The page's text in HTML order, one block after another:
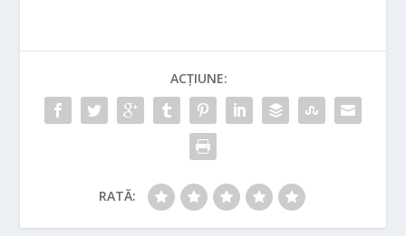
ACȚIUNE:
RATĂ: